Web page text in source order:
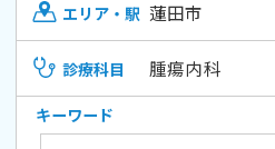
エリア・駅 蓮田市
診療科目 腫瘍内科
キーワード